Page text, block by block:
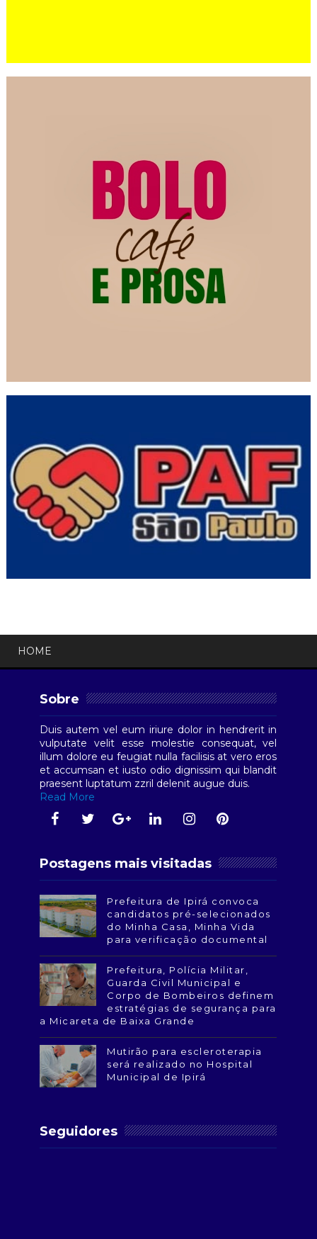
HOME
Sobre
Duis autem vel eum iriure dolor in hendrerit in
vulputate velit esse molestie consequat, vel
illum dolore eu feugiat nulla facilisis at vero eros
et accumsan et iusto odio dignissim qui blandit
praesent luptatum zzril delenit augue duis.
Read More
Postagens mais visitadas
Prefeitura de Ipirá convoca
candidatos pré-selecionados
do Minha Casa, Minha Vida
para verificação documental
Prefeitura, Polícia Militar,
Guarda Civil Municipal e
Corpo de Bombeiros definem
estratégias de segurança para
a Micareta de Baixa Grande
Mutirão para escleroterapia
será realizado no Hospital
Municipal de Ipirá
Seguidores